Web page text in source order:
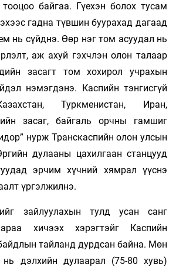
байгаа. Гүехэн болох тусам
гадна түвшин буурахад дагаад
нь сүйднэ. Өөр нэг том асуудал нь
аж ахуй гэхчлэн олон талаар
засагт том хохирол учрахын
нэмэгдэнэ. Каспийн тэнгисгүй
Туркменистан, Иран,
засаг, байгаль орчны гамшиг
нурж Транскаспийн олон улсын
дулааны цахилгаан станцууд
эрчим хүчний хямрал үүснэ
үргэлжилнэ.
зайлуулахын тулд усан санг
хичээх хэрэгтэйг Каспийн
тайланд дурдсан байна. Мөн
нь дэлхийн дулаарал (75-80 хувь)